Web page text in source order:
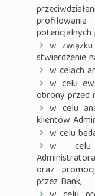
w
stwierdzenie
w celach
w celu
obrony przed
w celu
klientów
w celu
w celu
oraz
przez Bank,